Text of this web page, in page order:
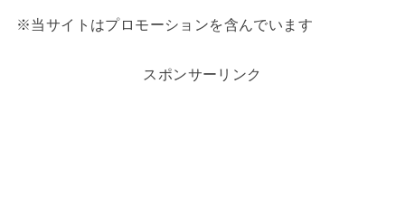
※当サイトはプロモーションを含んでいます
スポンサーリンク